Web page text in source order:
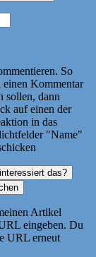
So
einen Kommentar
sollen, dann
auf einen der
in das
"Name"
Artikel
eingeben. Du
URL erneut